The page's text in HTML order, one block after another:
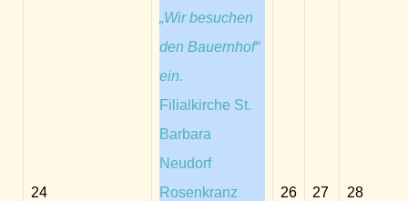
24
„Wir besuchen
den Bauernhof“
ein.
Filialkirche St.
Barbara
Neudorf
Rosenkranz
26 27 28